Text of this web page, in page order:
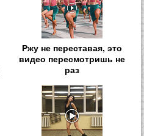
Ржу не переставая, это
видео пересмотришь не
раз